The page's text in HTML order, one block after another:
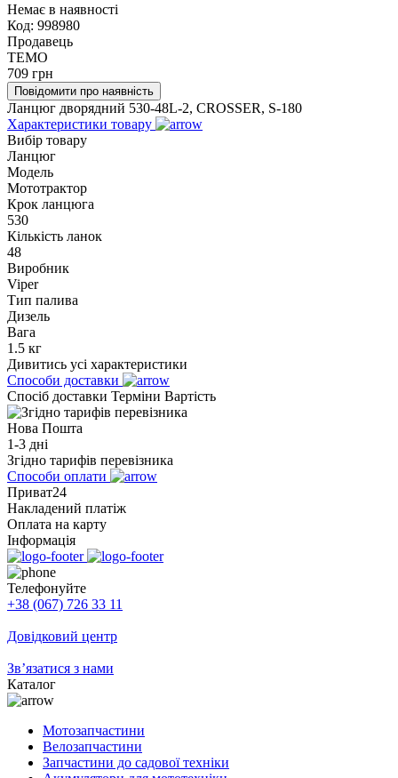
Немає в наявності
Код: 998980
Продавець
TEMO
709 грн
Повідомити про наявність
Ланцюг дворядний 530-48L-2, CROSSER, S-180
Характеристики товару
Вибір товару
Ланцюг
Модель
Мототрактор
Крок ланцюга
530
Кількість ланок
48
Виробник
Viper
Тип палива
Дизель
Вага
1.5 кг
Дивитись усі характеристики
Способи доставки
Спосіб доставки Терміни Вартість
Нова Пошта
1-3 дні
Згідно тарифів перевізника
Способи оплати
Приват24
Накладений платіж
Оплата на карту
Інформація
Телефонуйте
+38 (067) 726 33 11
Довідковий центр
Зв’язатися з нами
Каталог
Мотозапчастини
Велозапчастини
Запчастини до садової техніки